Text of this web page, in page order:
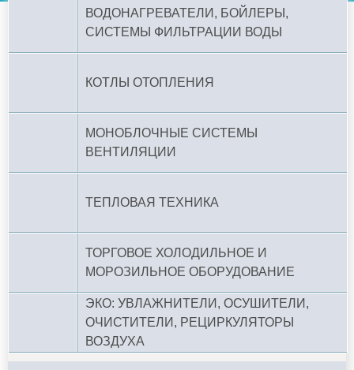
ВОДОНАГРЕВАТЕЛИ, БОЙЛЕРЫ,
СИСТЕМЫ ФИЛЬТРАЦИИ ВОДЫ
КОТЛЫ ОТОПЛЕНИЯ
МОНОБЛОЧНЫЕ СИСТЕМЫ
ВЕНТИЛЯЦИИ
ТЕПЛОВАЯ ТЕХНИКА
ТОРГОВОЕ ХОЛОДИЛЬНОЕ И
МОРОЗИЛЬНОЕ ОБОРУДОВАНИЕ
ЭКО: УВЛАЖНИТЕЛИ, ОСУШИТЕЛИ,
ОЧИСТИТЕЛИ, РЕЦИРКУЛЯТОРЫ
ВОЗДУХА